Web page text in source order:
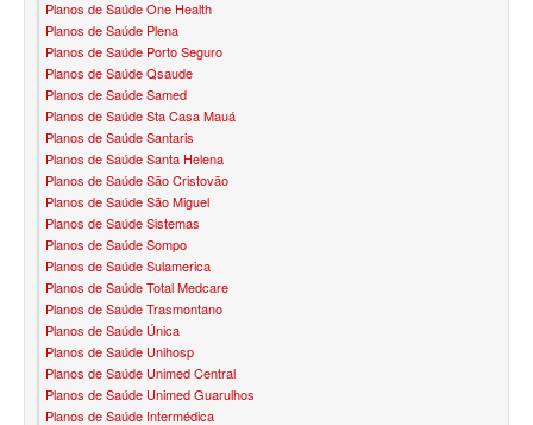
SÃO CRISTOVÃO PLANO DE SAÚDE FAMILIAR
SÃO MIGUEL PLANO DE SAÚDE FAMILIAR
STA CASA MAUÁ PLANO DE SAÚDE FAMILIAR
TOTAL MEDCARE PLANO DE SAÚDE FAMILIAR
TRASMONTANO PLANO DE SAÚDE FAMILIAR
ÚNICA PLANO DE SAÚDE FAMILIAR
UNIHOSP PLANO DE SAÚDE FAMILIAR
UNIMED GUARULHOS PLANO DE SAÚDE FAMILIAR
CLASSES PLANO DE SAÚDE FAMILIAR
PLANO DE SAÚDE INFANTIL
Planos de Saúde One Health
Planos de Saúde Plena
Planos de Saúde Porto Seguro
Planos de Saúde Qsaude
Planos de Saúde Samed
Planos de Saúde Sta Casa Mauá
Planos de Saúde Santaris
Planos de Saúde Santa Helena
Planos de Saúde São Cristovão
Planos de Saúde São Miguel
Planos de Saúde Sistemas
Planos de Saúde Sompo
Planos de Saúde Sulamerica
Planos de Saúde Total Medcare
Planos de Saúde Trasmontano
Planos de Saúde Única
Planos de Saúde Unihosp
Planos de Saúde Unimed Central
Planos de Saúde Unimed Guarulhos
Planos de Saúde Intermédica